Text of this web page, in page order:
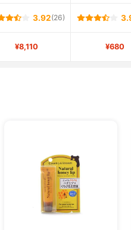
3.92(26)
¥8,110 ¥680